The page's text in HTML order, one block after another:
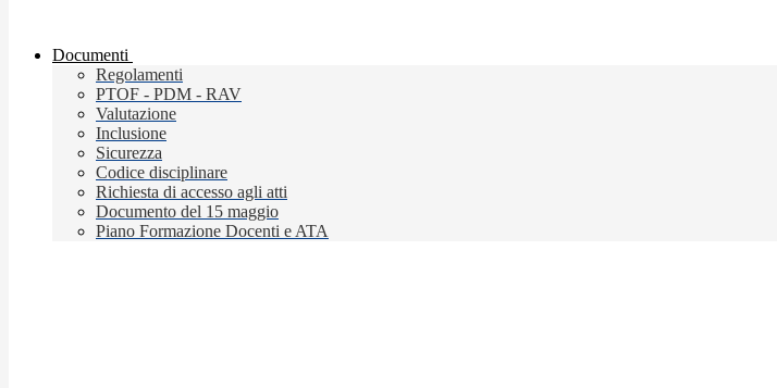
Documenti
Regolamenti
PTOF - PDM - RAV
Valutazione
Inclusione
Sicurezza
Codice disciplinare
Richiesta di accesso agli atti
Documento del 15 maggio
Piano Formazione Docenti e ATA